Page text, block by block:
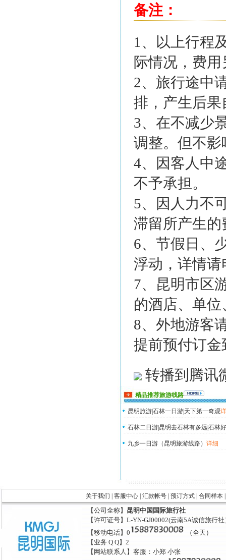
备注：
1、以上行程
际情况，费用
2、旅行途中
排，产生后果
3、在不减少
调整。但不
4、因客人中
不予承担。
5、因人力不
滞留所产生
6、节假日、
浮动，详情
7、昆明市区
的酒店、单
8、外地游客
提前预付订
转播到腾讯
精品推荐旅游线路
昆明旅游|石林一日游|天下第一奇观
石林二日游|昆明去石林有多远|石林
详细
九乡一日游（昆明旅游线路）
关于我们 客服中心| 汇款帐号| 预订方式| 合同样本
【公司全称】 昆明中国国际旅行社
【许可证号】L-YN-GJ00002(云南5A诚信旅行社
【移动电话】0
（全天）
【业务 Q Q】2
【网站联系人】客服：小郑 小张